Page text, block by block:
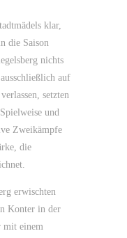
klar,
die Saison
nichts
auf
setzten
und
Zweikämpfe
die
erwischten
Konter in der
mit einem